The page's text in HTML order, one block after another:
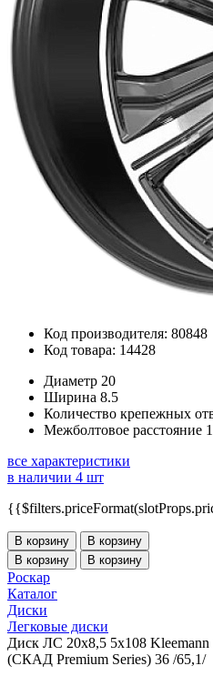
Код производителя: 80848
Код товара: 14428
Диаметр 20
Ширина 8.5
Количество крепежных
Межболтовое расстояние
все характеристики
в наличии 4 шт
В корзину
В корзину
В корзину
В корзину
Роскар
Каталог
Диски
Легковые диски
Диск ЛС 20x8,5 5x108
(СКАД Premium Series) 36 /65,1/